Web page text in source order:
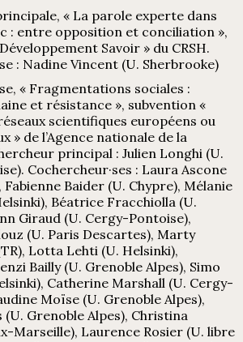
« La parole experte dans
: entre opposition et conciliation »,
Savoir » du CRSH.
: Nadine Vincent (U. Sherbrooke)
« Fragmentations sociales :
et résistance », subvention «
scientifiques européens ou
» de l’Agence nationale de la
principal : Julien Longhi (U.
Cochercheur·ses : Laura Ascone
Baider (U. Chypre), Mélanie
Béatrice Fracchiolla (U.
Giraud (U. Cergy-Pontoise),
(U. Paris Descartes), Marty
Lotta Lehti (U. Helsinki),
Bailly (U. Grenoble Alpes), Simo
Catherine Marshall (U. Cergy-
Moïse (U. Grenoble Alpes),
Grenoble Alpes), Christina
Marseille), Laurence Rosier (U. libre